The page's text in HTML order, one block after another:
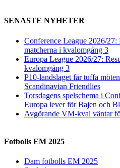
SENASTE NYHETER
Conference League 2026/27:
matcherna i kvalomgång 3
Europa League 2026/27:
kvalomgång 3
P10-landslaget får tuffa
Scandinavian Friendlies
Torsdagens spelschema i
Europa lever för Bajen och
Avgörande VM-kval väntar
Fotbolls EM 2025
Dam fotbolls EM 2025